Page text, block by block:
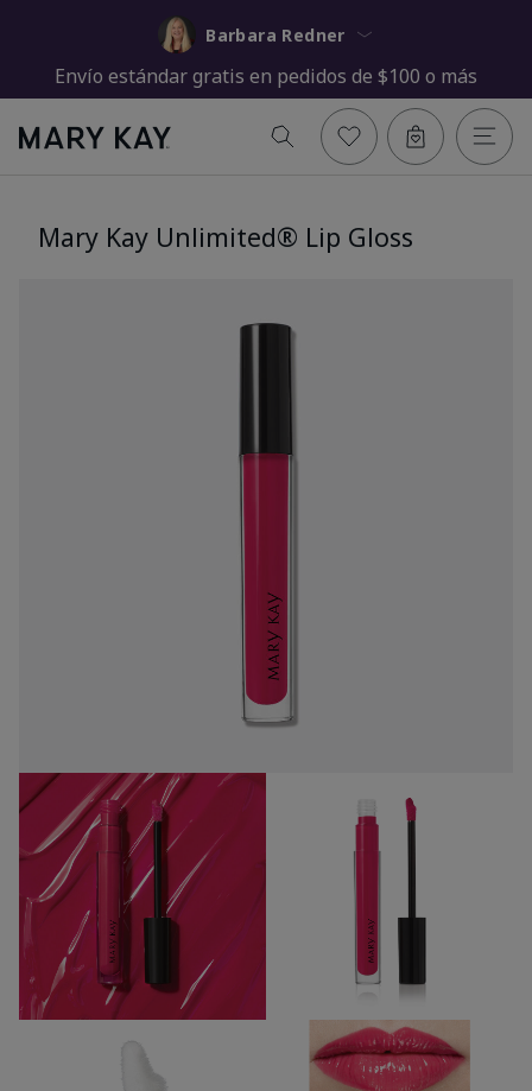
Barbara Redner
Envío estándar gratis en pedidos de $100 o más
Mary Kay Unlimited® Lip Gloss